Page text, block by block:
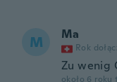
M Ma
Rok
Zu wenig
około 6 roku